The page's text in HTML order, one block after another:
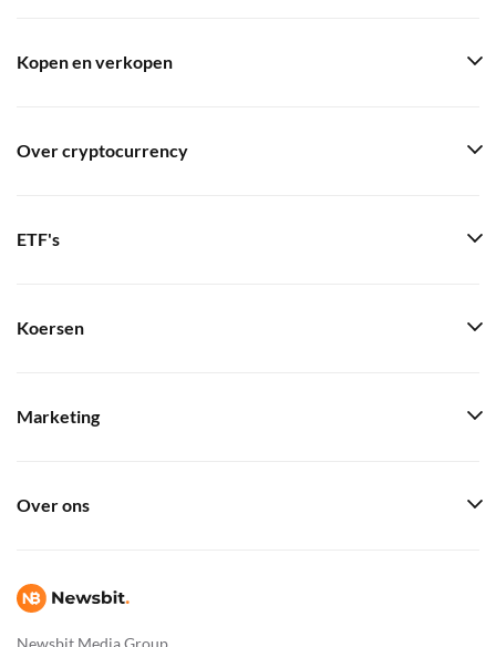
Newsbit Media Group
Kopen en verkopen
Over cryptocurrency
ETF's
Koersen
Marketing
Over ons